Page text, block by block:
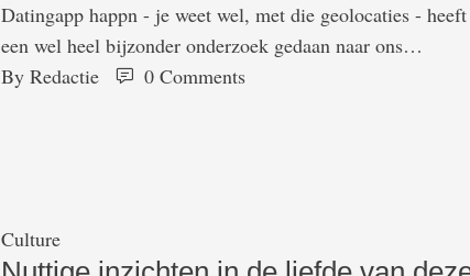
Datingapp happn - je weet wel, met die geolocaties - heeft
een wel heel bijzonder onderzoek gedaan naar ons
liefdesleven. Namelijk bij welke sterrenbeelden onder de
By Redactie 0 Comments
Culture